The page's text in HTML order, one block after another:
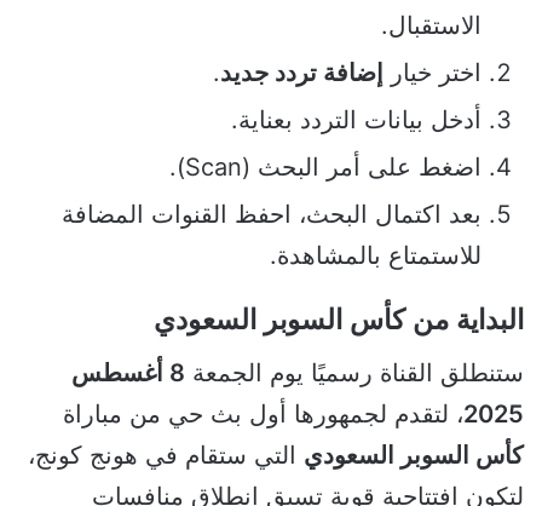
الاستقبال.
اختر خيار
إضافة تردد جديد.
أدخل بيانات التردد بعناية.
اضغط على أمر البحث (Scan).
بعد اكتمال البحث، احفظ القنوات المضافة
للاستمتاع بالمشاهدة.
البداية من كأس السوبر السعودي
ستنطلق القناة رسميًا يوم الجمعة
8 أغسطس
2025، لتقدم لجمهورها أول بث حي من مباراة
كأس السوبر السعودي التي ستقام في هونج كونج،
لتكون افتتاحية قوية تسبق انطلاق منافسات